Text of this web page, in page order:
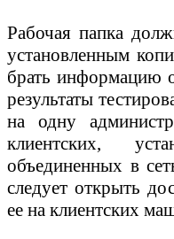
Рабочая папка
установленным
брать информацию
результаты
на одну
клиентских,
объединенных в
следует открыть
ее на клиентских